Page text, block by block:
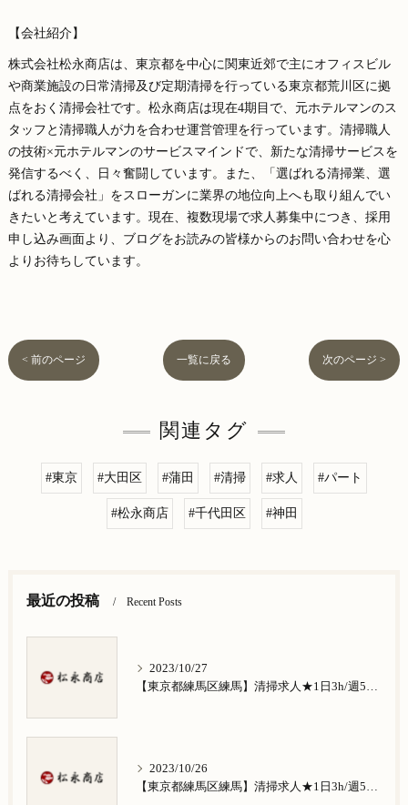
【会社紹介】
株式会社松永商店は、東京都を中心に関東近郊で主にオフィスビル
や商業施設の日常清掃及び定期清掃を行っている東京都荒川区に拠
点をおく清掃会社です。松永商店は現在4期目で、元ホテルマンのス
タッフと清掃職人が力を合わせ運営管理を行っています。清掃職人
の技術×元ホテルマンのサービスマインドで、新たな清掃サービスを
発信するべく、日々奮闘しています。また、「選ばれる清掃業、選
ばれる清掃会社」をスローガンに業界の地位向上へも取り組んでい
きたいと考えています。現在、複数現場で求人募集中につき、採用
申し込み画面より、ブログをお読みの皆様からのお問い合わせを心
よりお待ちしています。
< 前のページ 一覧に戻る 次のページ >
関連タグ
#東京 #大田区 #蒲田 #清掃 #求人 #パート
#松永商店 #千代田区 #神田
最近の投稿 Recent Posts
2023/10/27
【東京都練馬区練馬】清掃求人★1日3h/週5日/祝日お休み★谷原在住の方歓迎
2023/10/26
【東京都練馬区練馬】清掃求人★1日3h/週5日/祝日お休み★南田中在住の方歓迎